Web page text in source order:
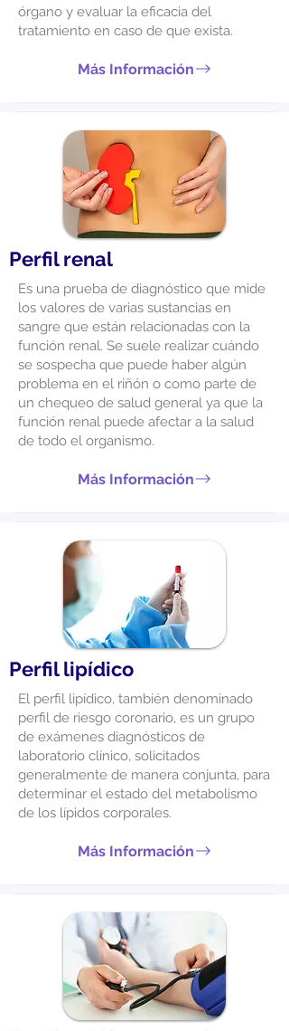
órgano y evaluar la eficacia del
tratamiento en caso de que exista.
Más Información
Perfil renal
Es una prueba de diagnóstico que mide
los valores de varias sustancias en
sangre que están relacionadas con la
función renal. Se suele realizar cuándo
se sospecha que puede haber algún
problema en el riñón o como parte de
un chequeo de salud general ya que la
función renal puede afectar a la salud
de todo el organismo.
Más Información
Perfil lipídico
El perfil lipídico, también denominado
perfil de riesgo coronario, es un grupo
de exámenes diagnósticos de
laboratorio clínico, solicitados
generalmente de manera conjunta, para
determinar el estado del metabolismo
de los lípidos corporales.
Más Información